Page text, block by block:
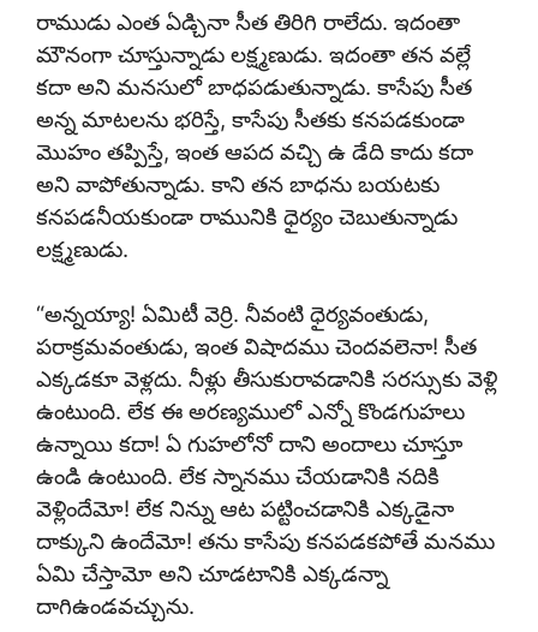
రాముడు ఎంత ఏడ్చినా సీత తిరిగి రాలేదు. ఇదంతా
మౌనంగా చూస్తున్నాడు లక్ష్మణుడు. ఇదంతా తన వల్లే
కదా అని మనసులో బాధపడుతున్నాడు. కాసేపు సీత
అన్న మాటలను భరిస్తే, కాసేపు సీతకు కనపడకుండా
మొహం తప్పిస్తే, ఇంత ఆపద వచ్చి ఉ డేది కాదు కదా
అని వాపోతున్నాడు. కాని తన బాధను బయటకు
కనపడనీయకుండా రామునికి ధైర్యం చెబుతున్నాడు
లక్ష్మణుడు.
“అన్నయ్యా! ఏమిటీ వెర్రి. నీవంటి ధైర్యవంతుడు,
పరాక్రమవంతుడు, ఇంత విషాదము చెందవలెనా! సీత
ఎక్కడకూ వెళ్లదు. నీళ్లు తీసుకురావడానికి సరస్సుకు వెళ్లి
ఉంటుంది. లేక ఈ అరణ్యములో ఎన్నో కొండగుహలు
ఉన్నాయి కదా! ఏ గుహలోనో దాని అందాలు చూస్తూ
ఉండి ఉంటుంది. లేక స్నానము చేయడానికి నదికి
వెళ్లిందేమో! లేక నిన్ను ఆట పట్టించడానికి ఎక్కడైనా
దాక్కుని ఉందేమో! తను కాసేపు కనపడకపోతే మనము
ఏమి చేస్తామో అని చూడటానికి ఎక్కడన్నా
దాగిఉండవచ్చును.